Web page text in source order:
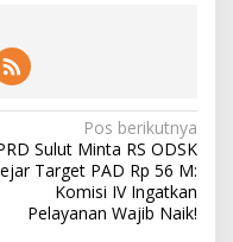
Pos berikutnya
Sulut Minta RS ODSK
Target PAD Rp 56 M:
Komisi IV Ingatkan
Pelayanan Wajib Naik!